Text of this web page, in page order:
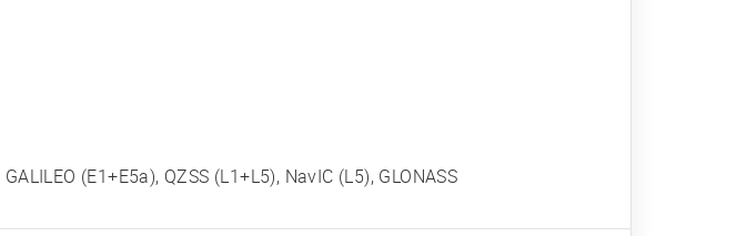
(E1+E5a), QZSS (L1+L5), NavIC (L5), GLONASS